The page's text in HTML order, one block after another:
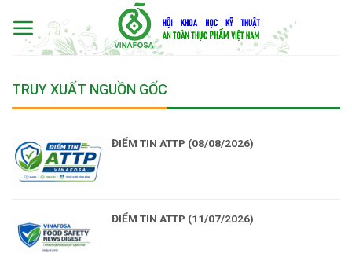
content
TRUY XUẤT NGUỒN GỐC
ĐIỂM TIN ATTP (08/08/2026)
ĐIỂM TIN ATTP (11/07/2026)